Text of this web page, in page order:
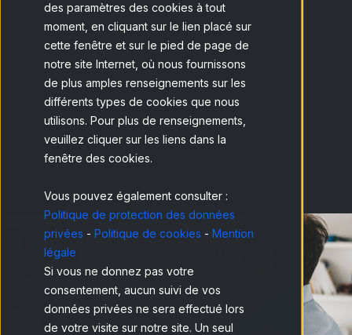
des paramètres des cookies à tout
moment, en cliquant sur le lien placé sur
cette fenêtre et sur le pied de page de
notre site Internet, où nous fournissons
de plus amples renseignements sur les
différents types de cookies que nous
utilisons. Pour plus de renseignements,
veuillez cliquer sur les liens dans la
fenêtre des cookies.
Vous pouvez également consulter :
Politique de protection des données
privées - Politique de cookies - Mention
légale
Si vous ne donnez pas votre
consentement, aucun suivi de vos
données privées ne sera effectué lors
de votre visite sur notre site. Un seul
l’activité.
Le #GenuinePanel de Netquest vous
permettra d’accéder aux publics cibles les
plus complexes et de les contacter plus
rapidement.